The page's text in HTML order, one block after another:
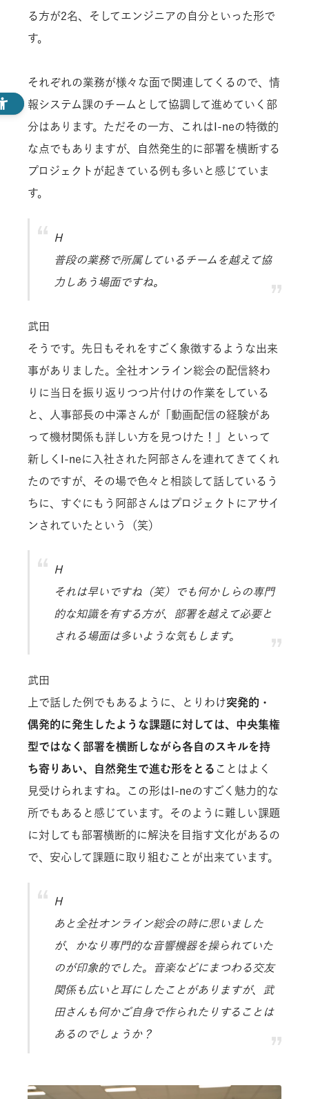
る方が2名、そしてエンジニアの自分といった形で
す。
それぞれの業務が様々な面で関連してくるので、情
報システム課のチームとして協調して進めていく部
分はあります。ただその一方、これはI-neの特徴的
な点でもありますが、自然発生的に部署を横断する
プロジェクトが起きている例も多いと感じていま
す。
H
普段の業務で所属しているチームを越えて協
力しあう場面ですね。
武田
そうです。先日もそれをすごく象徴するような出来
事がありました。全社オンライン総会の配信終わ
りに当日を振り返りつつ片付けの作業をしている
と、人事部長の中澤さんが「動画配信の経験があ
って機材関係も詳しい方を見つけた！」といって
新しくI-neに入社された阿部さんを連れてきてくれ
たのですが、その場で色々と相談して話しているう
ちに、すぐにもう阿部さんはプロジェクトにアサイ
ンされていたという（笑）
H
それは早いですね（笑）でも何かしらの専門
的な知識を有する方が、部署を越えて必要と
される場面は多いような気もします。
武田
上で話した例でもあるように、とりわけ突発的・
偶発的に発生したような課題に対しては、中央集権
型ではなく部署を横断しながら各自のスキルを持
ち寄りあい、自然発生で進む形をとる ことはよく
見受けられますね。この形はI-neのすごく魅力的な
所でもあると感じています。そのように難しい課題
に対しても部署横断的に解決を目指す文化があるの
で、安心して課題に取り組むことが出来ています。
H
あと全社オンライン総会の時に思いました
が、かなり専門的な音響機器を操られていた
のが印象的でした。音楽などにまつわる交友
関係も広いと耳にしたことがありますが、武
田さんも何かご自身で作られたりすることは
あるのでしょうか？